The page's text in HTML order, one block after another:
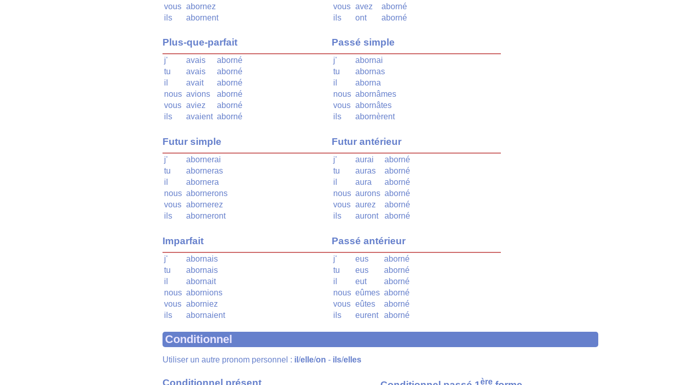
vous abornez
ils
abornent
Plus-que-parfait
j' avais
aborné
tu
avais
aborné
il
avait
aborné
nous avions
aborné
vous aviez
aborné
ils
avaient aborné
Futur simple
j'
abornerai
tu
aborneras
il
abornera
nous abornerons
vous abornerez
ils
aborneront
Imparfait
j'
abornais
tu
abornais
il
abornait
nous abornions
vous aborniez
ils
abornaient
vous avez
aborné
ils
ont aborné
Passé simple
j'
abornai
tu
abornas
il
aborna
nous abornâmes
vous abornâtes
ils
abornèrent
Futur antérieur
j' aurai
aborné
tu
auras
aborné
il
aura
aborné
nous aurons aborné
vous aurez
aborné
ils
auront aborné
Passé antérieur
j' eus
aborné
tu
eus
aborné
il
eut
aborné
nous eûmes aborné
vous eûtes
aborné
ils
eurent aborné
Conditionnel
Utiliser un autre pronom personnel : il /elle/on - ils/elles
Conditionnel présent ère